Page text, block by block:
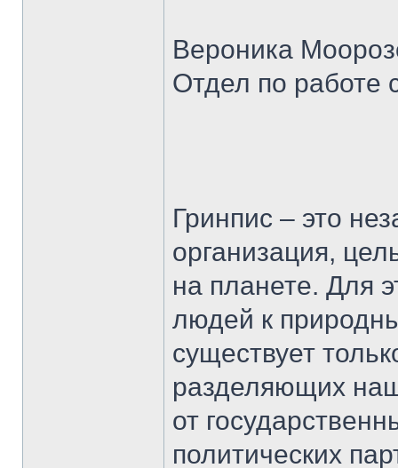
Вероника
Отдел по работе
Гринпис – это
организация,
на планете. Для
людей к
существует
разделяющих
от
политических